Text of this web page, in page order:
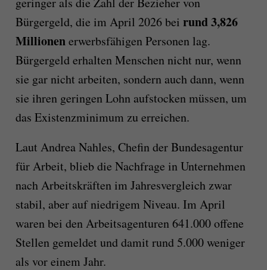
Bürgergeld, die im April 2026 bei rund 3,826
Millionenerwerbsfähigen Personen lag.
Bürgergeld erhalten Menschen nicht nur, wenn
sie gar nicht arbeiten, sondern auch dann, wenn
sie ihren geringen Lohn aufstocken müssen, um
das Existenzminimum zu erreichen.
Laut Andrea Nahles, Chefin der Bundesagentur
für Arbeit, blieb die Nachfrage in Unternehmen
nach Arbeitskräften im Jahresvergleich zwar
stabil, aber auf niedrigem Niveau. Im April
waren bei den Arbeitsagenturen 641.000 offene
Stellen gemeldet und damit rund 5.000 weniger
als vor einem Jahr.